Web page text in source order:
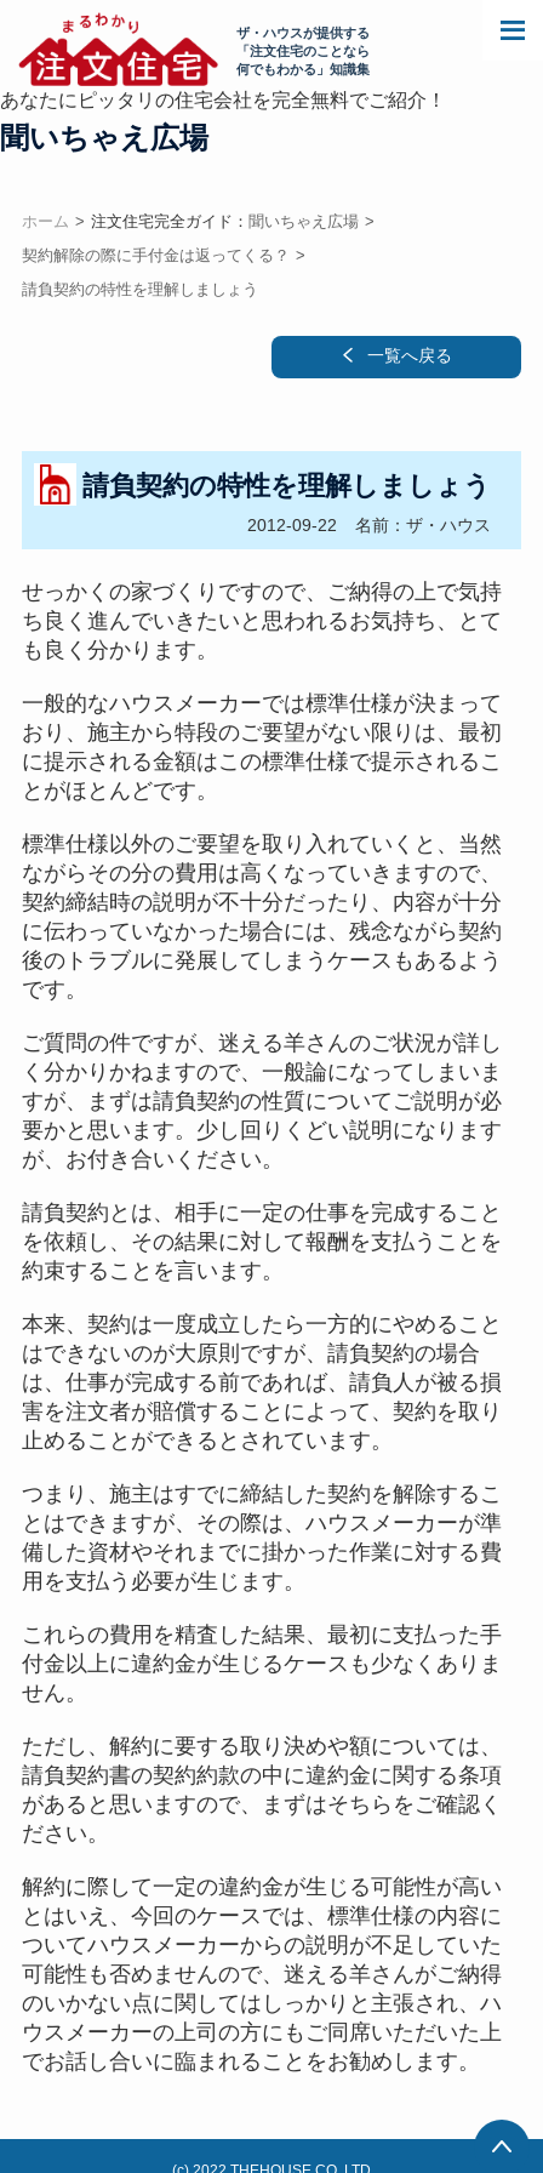
ザ・ハウスが提供する
「注文住宅のことなら
何でもわかる」知識集
あなたにピッタリの住宅会社を完全無料でご紹介！
聞いちゃえ広場
ホーム 注文住宅完全ガイド： 聞いちゃえ広場
契約解除の際に手付金は返ってくる？
請負契約の特性を理解しましょう
一覧へ戻る
請負契約の特性を理解しましょう
2012-09-22 名前：ザ・ハウス
せっかくの家づくりですので、ご納得の上で気持
ち良く進んでいきたいと思われるお気持ち、とて
も良く分かります。
一般的なハウスメーカーでは標準仕様が決まって
おり、施主から特段のご要望がない限りは、最初
に提示される金額はこの標準仕様で提示されるこ
とがほとんどです。
標準仕様以外のご要望を取り入れていくと、当然
ながらその分の費用は高くなっていきますので、
契約締結時の説明が不十分だったり、内容が十分
に伝わっていなかった場合には、残念ながら契約
後のトラブルに発展してしまうケースもあるよう
です。
ご質問の件ですが、迷える羊さんのご状況が詳し
く分かりかねますので、一般論になってしまいま
すが、まずは請負契約の性質についてご説明が必
要かと思います。少し回りくどい説明になります
が、お付き合いください。
請負契約とは、相手に一定の仕事を完成すること
を依頼し、その結果に対して報酬を支払うことを
約束することを言います。
本来、契約は一度成立したら一方的にやめること
はできないのが大原則ですが、請負契約の場合
は、仕事が完成する前であれば、請負人が被る損
害を注文者が賠償することによって、契約を取り
止めることができるとされています。
つまり、施主はすでに締結した契約を解除するこ
とはできますが、その際は、ハウスメーカーが準
備した資材やそれまでに掛かった作業に対する費
用を支払う必要が生じます。
これらの費用を精査した結果、最初に支払った手
付金以上に違約金が生じるケースも少なくありま
せん。
ただし、解約に要する取り決めや額については、
請負契約書の契約約款の中に違約金に関する条項
があると思いますので、まずはそちらをご確認く
ださい。
解約に際して一定の違約金が生じる可能性が高い
とはいえ、今回のケースでは、標準仕様の内容に
ついてハウスメーカーからの説明が不足していた
可能性も否めませんので、迷える羊さんがご納得
のいかない点に関してはしっかりと主張され、ハ
ウスメーカーの上司の方にもご同席いただいた上
でお話し合いに臨まれることをお勧めします。